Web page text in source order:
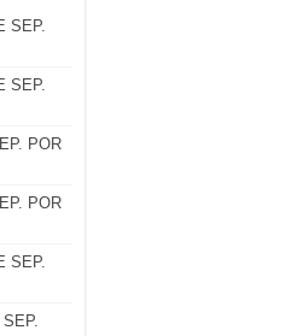
SEP.
SEP.
POR
POR
SEP.